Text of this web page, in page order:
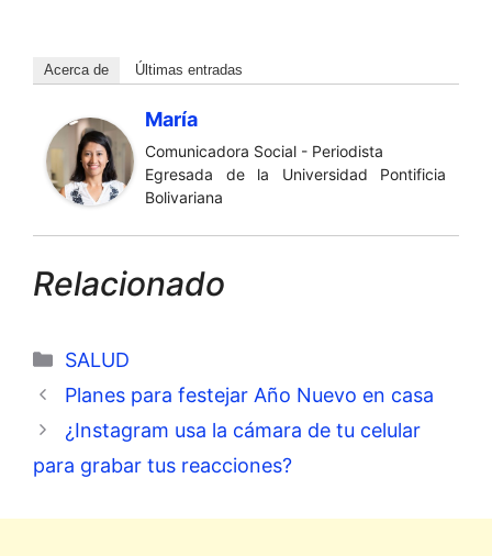
Acerca de Últimas entradas
María
Comunicadora Social - Periodista
Egresada de la Universidad Pontificia
Bolivariana
Relacionado
Categorías
SALUD
Planes para festejar Año Nuevo en casa
¿Instagram usa la cámara de tu celular
para grabar tus reacciones?